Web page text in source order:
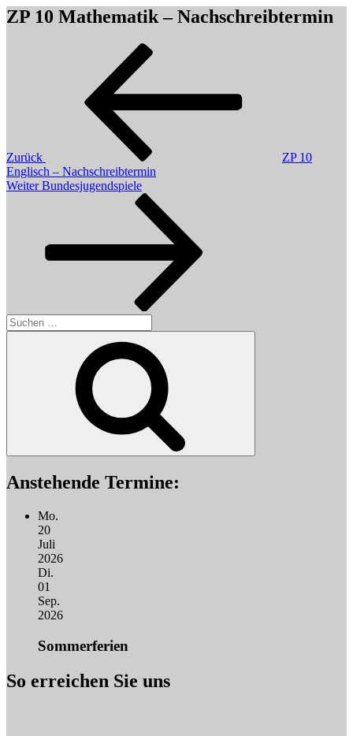
ZP 10 Mathematik – Nachschreibtermin
Beitragsnavigation
Zurück
ZP 10
Englisch – Nachschreibtermin
Nächster
Weiter Bundesjugendspiele
Suchen
nach:
Anstehende Termine:
Mo.
20
Juli
2026
Di.
01
Sep.
2026
Sommerferien
So erreichen Sie uns